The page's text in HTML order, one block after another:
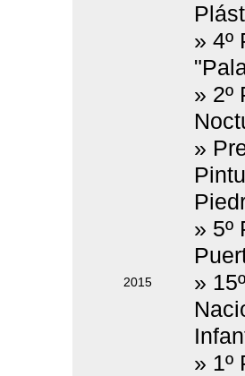
2015
» 4º
» 2º
»
» 5º
»
» 1º